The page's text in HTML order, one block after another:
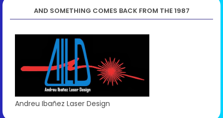
AND SOMETHING COMES BACK FROM THE 1987
Andreu Ibañez Laser Design